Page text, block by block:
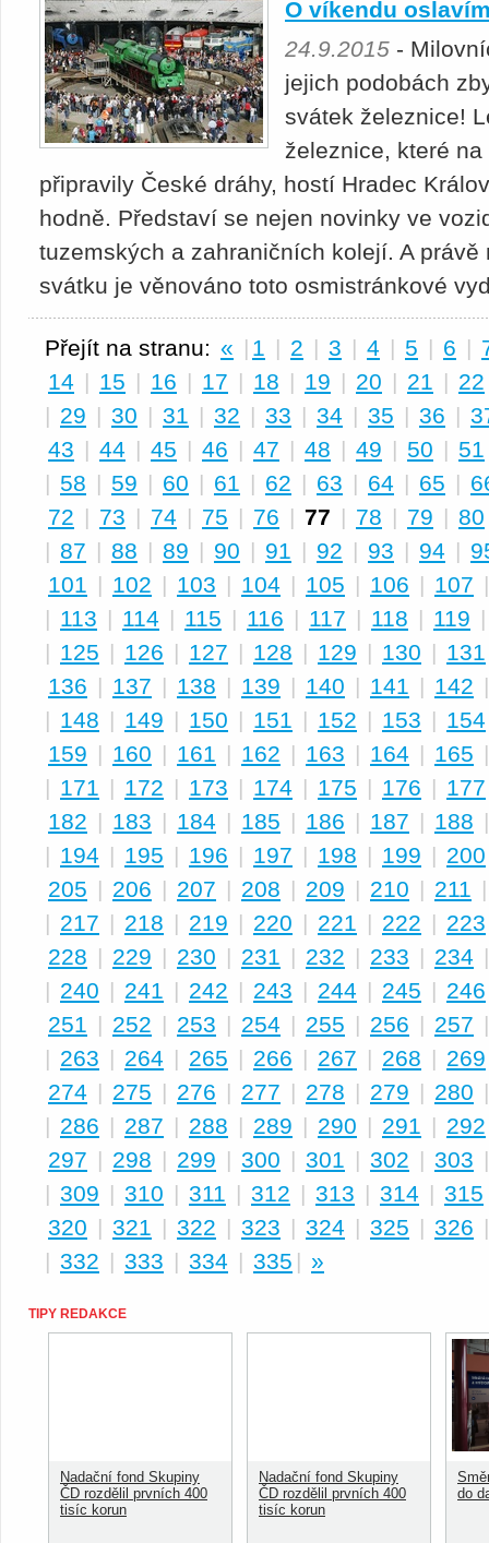
O víkendu
24.9.2015 -
jejich podobách
svátek železnice!
železnice, které
připravily České dráhy, hostí Hradec
hodně. Představí se nejen novinky ve
tuzemských a zahraničních kolejí. A
svátku je věnováno toto osmistránkové
Přejít na stranu: « | 1 | 2 | 3 | 4 | 5 | 6 |
14 | 15 | 16 | 17 | 18 | 19 | 20 | 21 | 22
| 29 | 30 | 31 | 32 | 33 | 34 | 35 | 36 |
43 | 44 | 45 | 46 | 47 | 48 | 49 | 50 | 51
| 58 | 59 | 60 | 61 | 62 | 63 | 64 | 65 |
72 | 73 | 74 | 75 | 76 | 77 | 78 | 79 | 80
| 87 | 88 | 89 | 90 | 91 | 92 | 93 | 94 |
101 | 102 | 103 | 104 | 105 | 106 | 107
| 113 | 114 | 115 | 116 | 117 | 118 | 119
| 125 | 126 | 127 | 128 | 129 | 130 | 131
136 | 137 | 138 | 139 | 140 | 141 | 142
| 148 | 149 | 150 | 151 | 152 | 153 | 154
159 | 160 | 161 | 162 | 163 | 164 | 165
| 171 | 172 | 173 | 174 | 175 | 176 | 177
182 | 183 | 184 | 185 | 186 | 187 | 188
| 194 | 195 | 196 | 197 | 198 | 199 | 200
205 | 206 | 207 | 208 | 209 | 210 | 211
| 217 | 218 | 219 | 220 | 221 | 222 | 223
228 | 229 | 230 | 231 | 232 | 233 | 234
| 240 | 241 | 242 | 243 | 244 | 245 | 246
251 | 252 | 253 | 254 | 255 | 256 | 257
| 263 | 264 | 265 | 266 | 267 | 268 | 269
274 | 275 | 276 | 277 | 278 | 279 | 280
| 286 | 287 | 288 | 289 | 290 | 291 | 292
297 | 298 | 299 | 300 | 301 | 302 | 303
| 309 | 310 | 311 | 312 | 313 | 314 | 315
320 | 321 | 322 | 323 | 324 | 325 | 326
| 332 | 333 | 334 | 335 | »
TIPY REDAKCE
Nadační fond Skupiny
ČD rozdělil prvních 400
tisíc korun
Nadační fond Skupiny
ČD rozdělil prvních 400
tisíc korun
do